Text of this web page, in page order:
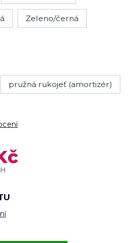
Zeleno/černá
pružná rukojeť (amortizér)